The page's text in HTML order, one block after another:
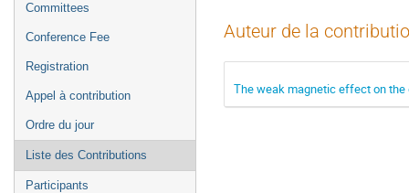
Committees
Conference Fee
Registration
Appel à contribution
Ordre du jour
Liste des Contributions
Participants
Auteur de la
The weak magnetic effect on the